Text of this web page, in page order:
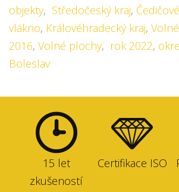
objekty, Středočeský kraj,
vlákno, Královéhradecký kraj,
2016, Volné plochy, rok 2022,
Boleslav
15 let
zkušeností
Certifikace ISO